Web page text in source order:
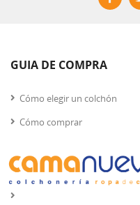
GUIA DE COMPRA
Cómo elegir un colchón
Cómo comprar